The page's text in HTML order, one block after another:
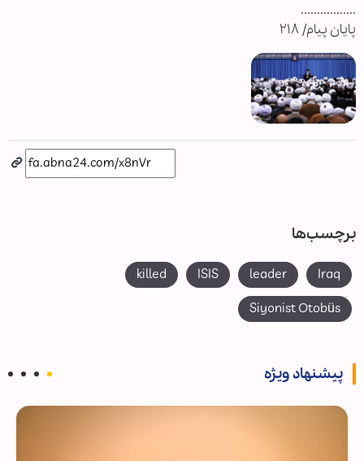
.................
پایان پیام/ ۲۱۸
برچسب‌ها
Iraq
leader
ISIS
killed
Siyonist Otobüs
پیشنهاد ویژه